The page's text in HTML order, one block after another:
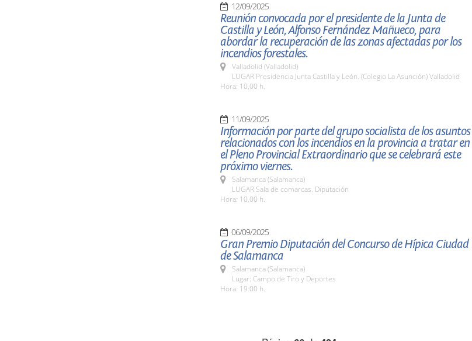
12/09/2025
Reunión convocada por el presidente de la Junta de
Castilla y León, Alfonso Fernández Mañueco, para
abordar la recuperación de las zonas afectadas por los
incendios forestales.
Valladolid (Valladolid)
LUGAR Presidencia Junta Castilla y León. (Colegio La Asunción) Valladolid
Hora: 10,00 h.
11/09/2025
Información por parte del grupo socialista de los asuntos
relacionados con los incendios en la provincia a tratar en
el Pleno Provincial Extraordinario que se celebrará este
próximo viernes.
Salamanca (Salamanca)
LUGAR Sala de comarcas. Diputación
Hora: 10,00 h.
06/09/2025
Gran Premio Diputación del Concurso de Hípica Ciudad
de Salamanca
Salamanca (Salamanca)
Lugar: Campo de Tiro y Deportes
Hora: 19:00 h.